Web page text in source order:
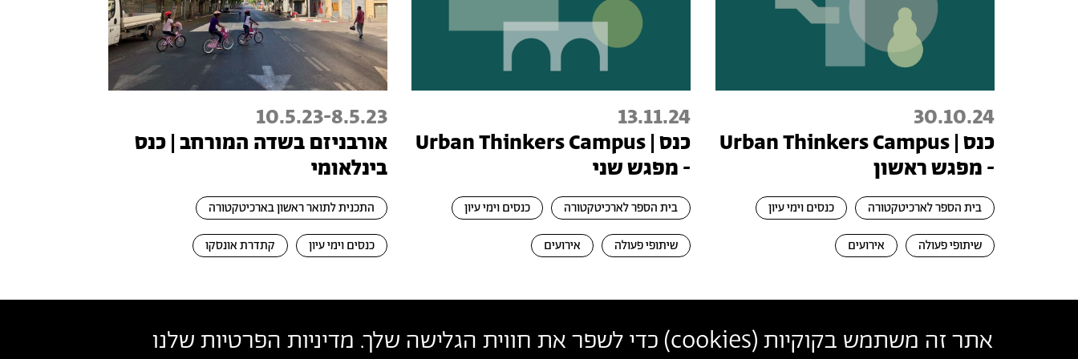
אתר זה משתמש בקוקיות (cookies) כדי לשפר את חווית הגלישה שלך. מדיניות הפרטיות שלנו
30.10.24
כנס | Urban Thinkers Campus
- מפגש ראשון
בית הספר לארכיטקטורה כנסים וימי עיון
שיתופי פעולה אירועים
13.11.24
כנס | Urban Thinkers Campus
- מפגש שני
בית הספר לארכיטקטורה כנסים וימי עיון
שיתופי פעולה אירועים
8.5.23
-
10.5.23
אורבניזם בשדה המורחב | כנס
בינלאומי
התכנית לתואר ראשון בארכיטקטורה
כנסים וימי עיון קתדרת אונסקו
בצלאל אקדמיה לאמנות ועיצוב ירושלים צרו קשר